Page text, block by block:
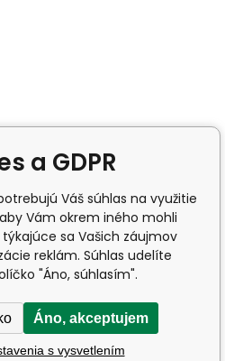
a GDPR
Váš súhlas na využitie
Vám okrem iného mohli
sa Vašich záujmov
reklám. Súhlas udelíte
"Áno, súhlasím".
Áno, akceptujem
s vysvetlením